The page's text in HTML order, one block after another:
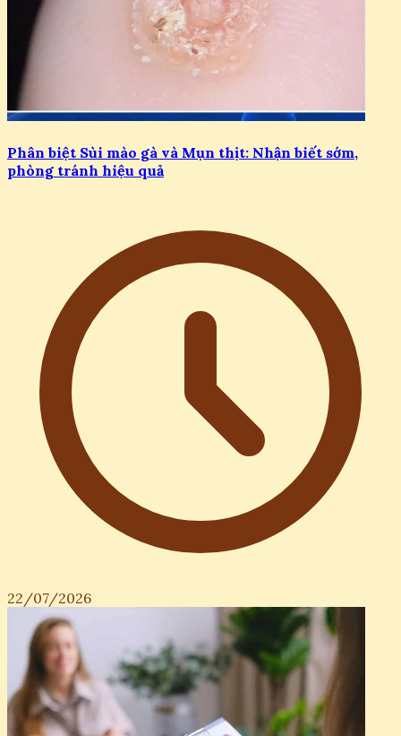
Phân biệt Sùi mào gà và Mụn thịt: Nhận biết sớm,
phòng tránh hiệu quả
22/07/2026